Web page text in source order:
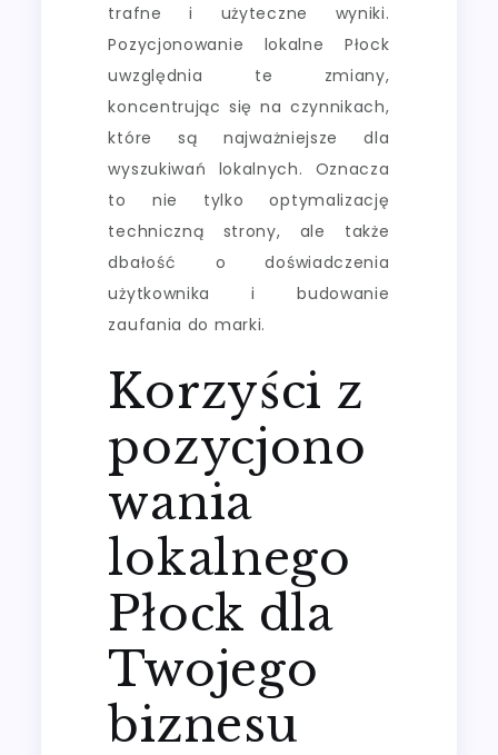
trafne i użyteczne wyniki.
Pozycjonowanie lokalne Płock
uwzględnia te zmiany,
koncentrując się na czynnikach,
które są najważniejsze dla
wyszukiwań lokalnych. Oznacza
to nie tylko optymalizację
techniczną strony, ale także
dbałość o doświadczenia
użytkownika i budowanie
zaufania do marki.
Korzyści z
pozycjono
wania
lokalnego
Płock dla
Twojego
biznesu